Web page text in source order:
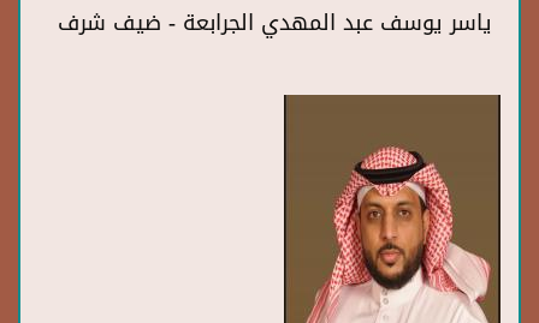
ياسر يوسف عبد المهدي الجرابعة - ضيف شرف